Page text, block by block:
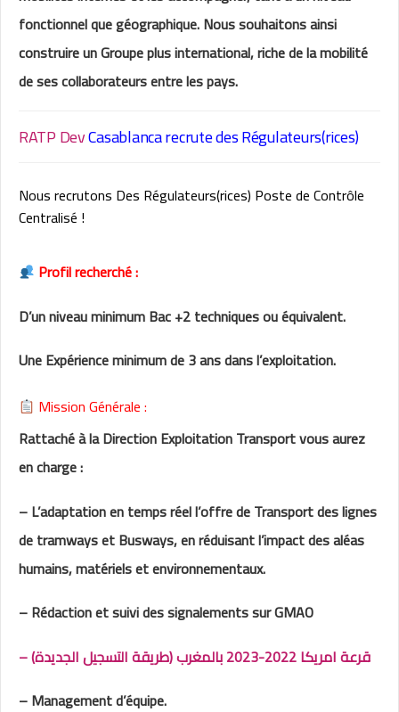
fonctionnel que géographique. Nous souhaitons ainsi
construire un Groupe plus international, riche de la mobilité
de ses collaborateurs entre les pays.
RATP DevCasablanca recrute des Régulateurs(rices)
Nous recrutons Des Régulateurs(rices) Poste de Contrôle
Centralisé !
Profil recherché :
D’un niveau minimum Bac +2 techniques ou équivalent.
Une Expérience minimum de 3 ans dans l’exploitation.
Mission Générale :
Rattaché à la Direction Exploitation Transport vous aurez
en charge :
– L’adaptation en temps réel l’offre de Transport des lignes
de tramways et Busways, en réduisant l’impact des aléas
humains, matériels et environnementaux.
– Rédaction et suivi des signalements sur GMAO
– قرعة امريكا 2022-2023 بالمغرب (طريقة التسجيل الجديدة)
– Management d’équipe.